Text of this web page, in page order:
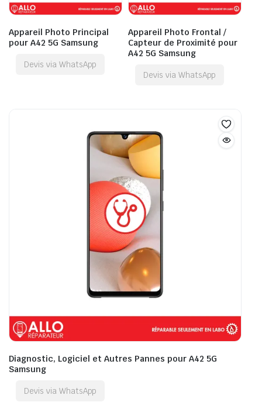
Appareil Photo Principal
pour A42 5G Samsung
Devis via WhatsApp
Appareil Photo Frontal /
Capteur de Proximité pour
A42 5G Samsung
Devis via WhatsApp
Diagnostic, Logiciel et Autres Pannes pour A42 5G
Samsung
Devis via WhatsApp